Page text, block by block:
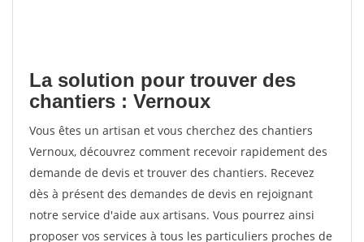
La solution pour trouver des
chantiers : Vernoux
Vous êtes un artisan et vous cherchez des chantiers
Vernoux, découvrez comment recevoir rapidement des
demande de devis et trouver des chantiers. Recevez
dès à présent des demandes de devis en rejoignant
notre service d'aide aux artisans. Vous pourrez ainsi
proposer vos services à tous les particuliers proches de